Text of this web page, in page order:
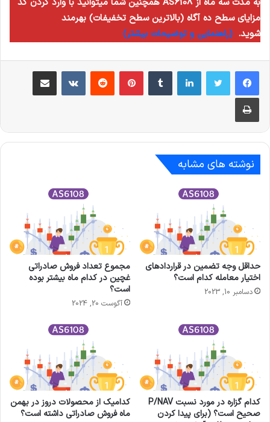
مزایای سطح ده آگاه (بالاترین سطح تخفیفات) بهرمند
شوید. (راهنمایی و توضیحات بیشتر)
لینکدین ‫تامبلر ‫پین‌ترست‫رددیت ‫VKontakteاشتراک گذاری از طریق ایمیل
چاپ
نوشته های مشابه
حداقل وجه تضمین در قراردادهای
اختیار معامله کدام است؟
دسامبر 10, 2023
مجموع تعداد فروش صادراتی
غچین در کدام ماه بیشتر بوده
است؟
آگوست 20, 2024
کدام گزاره در مورد نسبت P/NAV
صحیح است؟ (برای پیدا کردن
کدامیک از محصولات دروز در بهمن
ماه فروش صادراتی داشته است؟